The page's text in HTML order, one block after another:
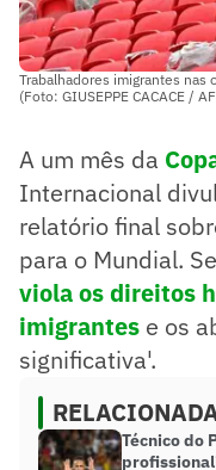
Trabalhadores imigrantes nas
(Foto: GIUSEPPE CACACE /
A um mês da
Internacional
relatório final
para o Mundial.
viola os direitos
imigrantes e os
significativa'.
Técnico do